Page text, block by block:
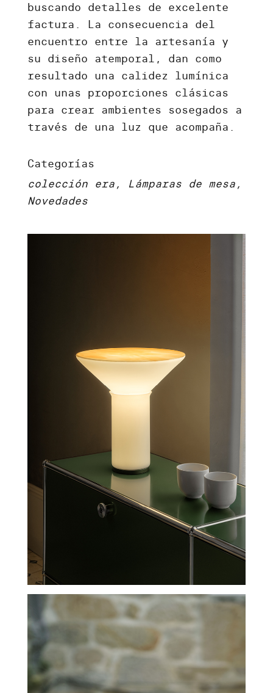
buscando detalles de excelente
factura. La consecuencia del
encuentro entre la artesanía y
su diseño atemporal, dan como
resultado una calidez lumínica
con unas proporciones clásicas
para crear ambientes sosegados a
través de una luz que acompaña.
Categorías
colección era, Lámparas de mesa,
Novedades